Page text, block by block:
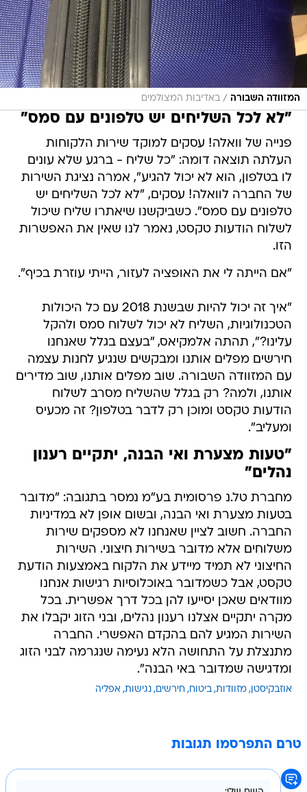
המזוודה השבורה / באדיבות המצולמים
"לא לכל השליחים יש טלפונים עם סמס"
פנייה של וואלה! עסקים למוקד שירות הלקוחות
העלתה תוצאה דומה: "כל שליח - ברגע שלא עונים
לו בטלפון, הוא לא יכול להגיע", אמרה נציגת השירות
של החברה לוואלה! עסקים, "לא לכל השליחים יש
טלפונים עם סמס". כשביקשנו שיאתרו שליח שיכול
לשלוח הודעות טקסט, נאמר לנו שאין את האפשרות
הזו.
"אם הייתה לי את האופציה לעזור, הייתי עוזרת בכיף".
"איך זה יכול להיות שבשנת 2018 עם כל היכולות
הטכנולוגיות, השליח לא יכול לשלוח סמס ולהקל
עלינו?", תהתה אלמקיאס, "בעצם בגלל שאנחנו
חירשים מפלים אותנו ומבקשים שנגיע לחנות עצמה
עם המזוודה השבורה. שוב מפלים אותנו, שוב מדירים
אותנו, ולמה? רק בגלל שהשליח מסרב לשלוח
הודעות טקסט ומוכן רק לדבר בטלפון? זה מכעיס
ומעליב".
"טעות מצערת ואי הבנה, יתקיים רענון
נהלים"
מחברת טל.נ פרסומית בע"מ נמסר בתגובה: "מדובר
בטעות מצערת ואי הבנה, ובשום אופן לא במדיניות
החברה. חשוב לציין שאנחנו לא מספקים שירות
משלוחים אלא מדובר בשירות חיצוני. השירות
החיצוני לא תמיד מיידע את הלקוח באמצעות הודעת
טקסט, אבל כשמדובר באוכלוסיות רגישות אנחנו
מוודאים שאכן יסייעו להן בכל דרך אפשרית. בכל
מקרה יתקיים אצלנו רענון נהלים, ובני הזוג יקבלו את
השירות המגיע להם בהקדם האפשרי. החברה
מתנצלת על התחושה הלא נעימה שנגרמה לבני הזוג
ומדגישה שמדובר באי הבנה".
אוזבקיסטן מזוודות ביטוח חירשים נגישות אפליה
טרם התפרסמו תגובות